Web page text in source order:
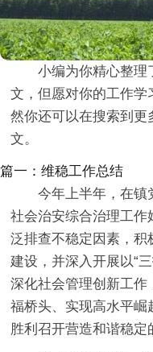
小编为你精心整理
文，但愿对你的工作学
然你还可以在搜索到
文。
篇一：维稳工作总结
今年上半年，在镇
社会治安综合治理工
泛排查不稳定因素，积
建设，并深入开展以“
深化社会管理创新工作
福桥头、实现高水平崛
胜利召开营造和谐稳定